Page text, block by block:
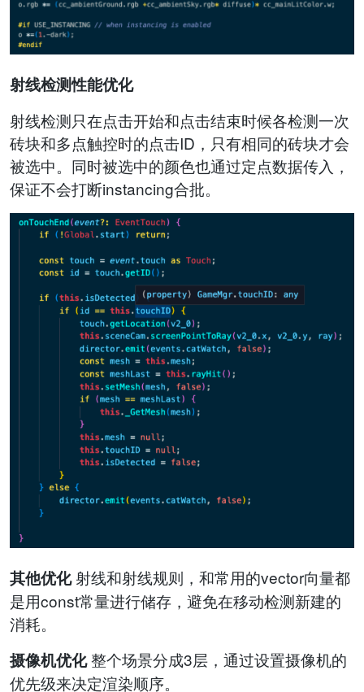
射线检测性能优化
射线检测只在点击开始和点击结束时候各检测一次
砖块和多点触控时的点击ID，只有相同的砖块才会
被选中。同时被选中的颜色也通过定点数据传入，
保证不会打断instancing合批。
其他优化射线和射线规则，和常用的vector向量都
是用const常量进行储存，避免在移动检测新建的
消耗。
摄像机优化整个场景分成3层，通过设置摄像机的
优先级来决定渲染顺序。